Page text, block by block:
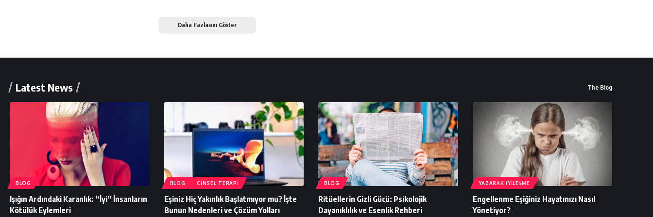
Daha Fazlasını Göster
Latest News The Blog
BLOG
Işığın Ardındaki Karanlık: “İyi” İnsanların
Kötülük Eylemleri
BLOG CINSEL TERAPI
Eşiniz Hiç Yakınlık Başlatmıyor mu? İşte
Bunun Nedenleri ve Çözüm Yolları
BLOG
Ritüellerin Gizli Gücü: Psikolojik
Dayanıklılık ve Esenlik Rehberi
YAZARAK İYILEŞME
Engellenme Eşiğiniz Hayatınızı Nasıl
Yönetiyor?